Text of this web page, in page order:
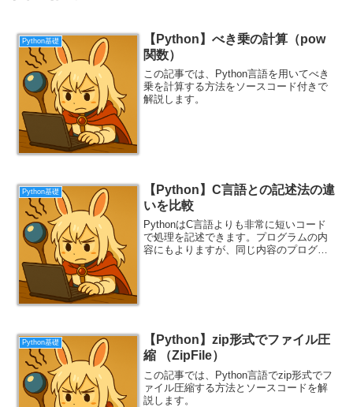
Python基礎
【Python】べき乗の計算（pow
関数）
この記事では、Python言語を用いてべき
乗を計算する方法をソースコード付きで
解説します。
Python基礎
【Python】C言語との記述法の違
いを比較
PythonはC言語よりも非常に短いコード
で処理を記述できます。プログラムの内
容にもよりますが、同じ内容のプログラ
Python基礎
【Python】zip形式でファイル圧
縮 （ZipFile）
この記事では、Python言語でzip形式でフ
ァイル圧縮する方法とソースコードを解
説します。